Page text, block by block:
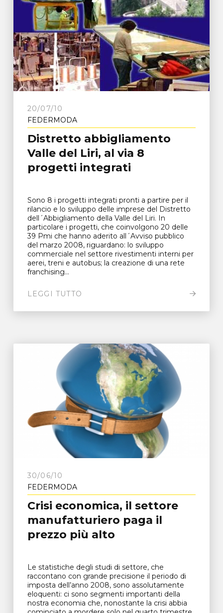
20/07/10
FEDERMODA
Distretto abbigliamento
Valle del Liri, al via 8
progetti integrati
Sono 8 i progetti integrati pronti a partire per il
rilancio e lo sviluppo delle imprese del Distretto
dell´Abbigliamento della Valle del Liri. In
particolare i progetti, che coinvolgono 20 delle
39 Pmi che hanno aderito all´Avviso pubblico
del marzo 2008, riguardano: lo sviluppo
commerciale nel settore rivestimenti interni per
aerei, treni e autobus; la creazione di una rete
franchising...
LEGGI TUTTO
30/06/10
FEDERMODA
Crisi economica, il settore
manufatturiero paga il
prezzo più alto
Le statistiche degli studi di settore, che
raccontano con grande precisione il periodo di
imposta dell’anno 2008, sono assolutamente
eloquenti: ci sono segmenti importanti della
nostra economia che, nonostante la crisi abbia